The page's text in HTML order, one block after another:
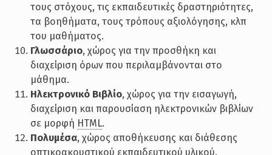
τους στόχους, τις εκπαιδευτικές δραστηριότητες,
τα βοηθήματα, τους τρόπους αξιολόγησης, κλπ
του μαθήματος.
Γλωσσάριο, χώρος για την προσθήκη και
διαχείριση όρων που περιλαμβάνονται στο
μάθημα.
Ηλεκτρονικό Βιβλίο, χώρος για την εισαγωγή,
διαχείριση και παρουσίαση ηλεκτρονικών βιβλίων
σε μορφή HTML.
Πολυμέσα, χώρος αποθήκευσης και διάθεσης
οπτικοακουστικού εκπαιδευτικού υλικού.